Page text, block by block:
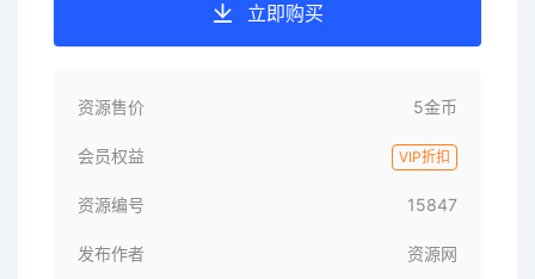
立即购买
资源售价 5金币
会员权益 VIP折扣
资源编号 15847
发布作者 资源网